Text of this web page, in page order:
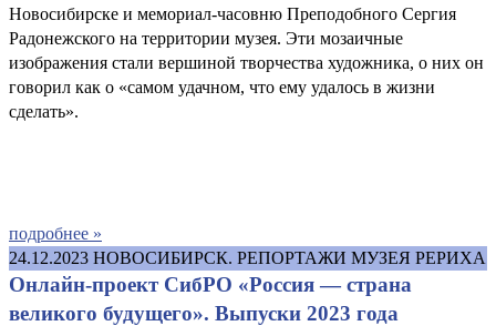
Новосибирске и мемориал-часовню Преподобного Сергия
Радонежского на территории музея. Эти мозаичные
изображения стали вершиной творчества художника, о них он
говорил как о «самом удачном, что ему удалось в жизни
сделать».
подробнее »
24.12.2023 НОВОСИБИРСК. РЕПОРТАЖИ МУЗЕЯ РЕРИХА
Онлайн-проект СибРО «Россия — страна
великого будущего». Выпуски 2023 года